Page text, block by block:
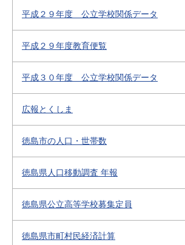
平成２９年度 公立学校関係データ
平成２９年度教育便覧
平成３０年度 公立学校関係データ
広報とくしま
徳島市の人口・世帯数
徳島県人口移動調査 年報
徳島県公立高等学校募集定員
徳島県市町村民経済計算